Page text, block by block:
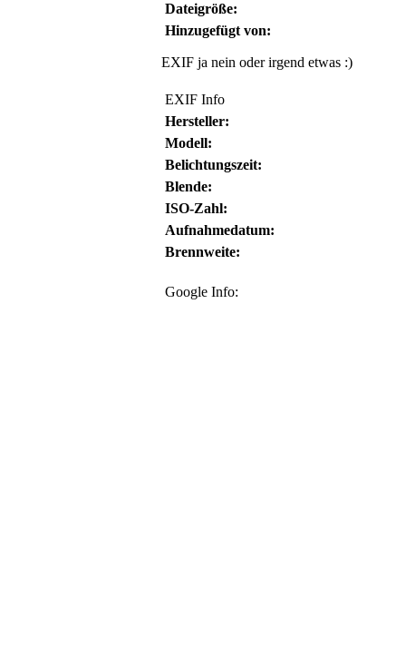
Dateigröße:
Hinzugefügt von:
EXIF ja nein oder irgend etwas :)
EXIF Info
Hersteller:
Modell:
Belichtungszeit:
Blende:
ISO-Zahl:
Aufnahmedatum:
Brennweite:
Google Info: